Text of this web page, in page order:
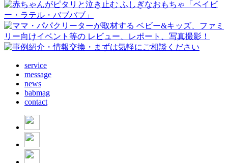
service
message
news
babmag
contact